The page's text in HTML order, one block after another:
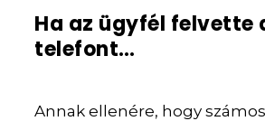
Ha az ügyfél felvette
telefont…
Annak ellenére, hogy számos